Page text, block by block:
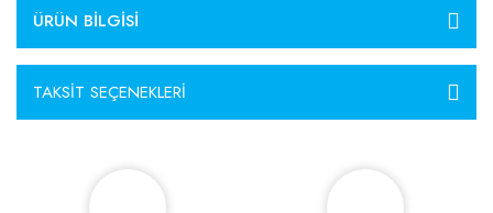
ÜRÜN BILGISI
TAKSIT SEÇENEKLERI